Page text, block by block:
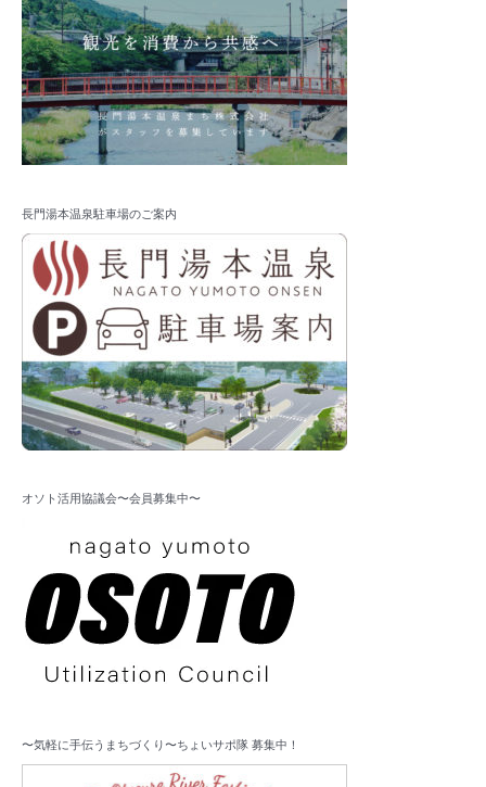
長門湯本温泉駐車場のご案内
オソト活用協議会〜会員募集中〜
〜気軽に手伝うまちづくり〜ちょいサポ隊 募集中！